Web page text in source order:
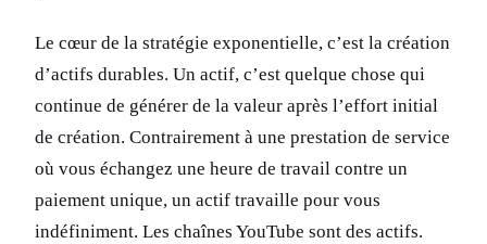
Le cœur de la stratégie exponentielle, c’est la création
d’actifs durables. Un actif, c’est quelque chose qui
continue de générer de la valeur après l’effort initial
de création. Contrairement à une prestation de service
où vous échangez une heure de travail contre un
paiement unique, un actif travaille pour vous
indéfiniment. Les chaînes YouTube sont des actifs.